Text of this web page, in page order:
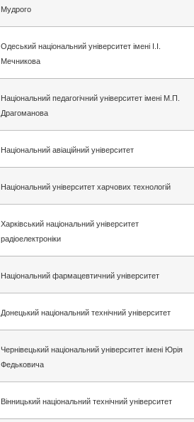
Мудрого
Одеський національний університет імені І.І.
Мечникова
Національний педагогічний університет імені М.П.
Драгоманова
Національний авіаційний університет
Національний університет харчових технологій
Харківський національний університет
радіоелектроніки
Національний фармацевтичний університет
Донецький національний технічний університет
Чернівецький національний університет імені Юрія
Федьковича
Вінницький національний технічний університет